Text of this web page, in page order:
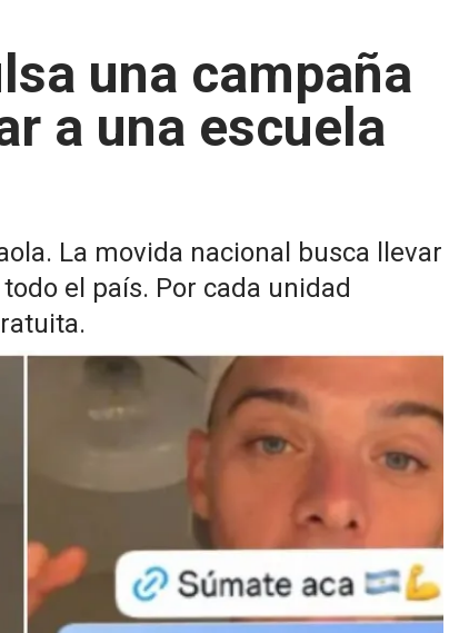
una campaña
a una escuela
La movida nacional busca llevar
el país. Por cada unidad